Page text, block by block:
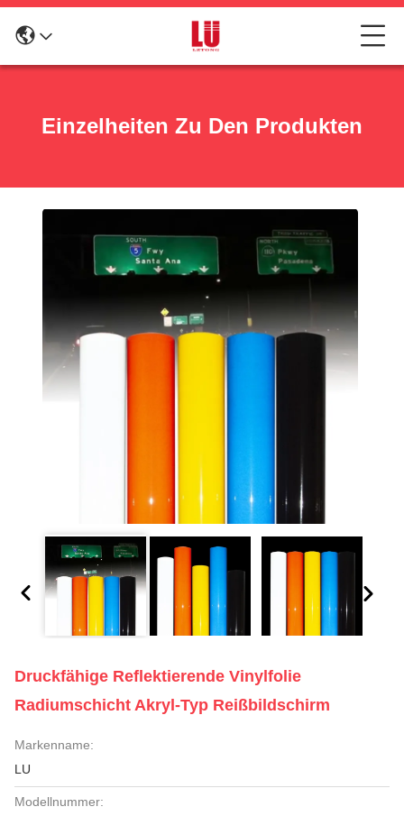
Einzelheiten Zu Den Produkten
Druckfähige Reflektierende Vinylfolie
Radiumschicht Akryl-Typ Reißbildschirm
Markenname:
LU
Modellnummer: